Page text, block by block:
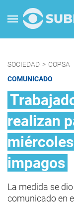
SOCIEDAD > COPSA
COMUNICADO
realizan
impagos
La medida se
comunicado en